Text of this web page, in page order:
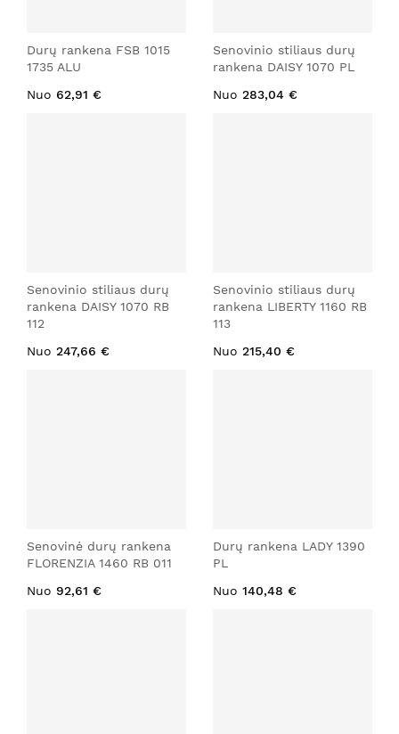
Durų rankena FSB 1015
1735 ALU
Nuo 62,91 €
Senovinio stiliaus durų
rankena DAISY 1070 PL
Nuo 283,04 €
Senovinio stiliaus durų
rankena DAISY 1070 RB
112
Nuo 247,66 €
Senovinio stiliaus durų
rankena LIBERTY 1160 RB
113
Nuo 215,40 €
Senovinė durų rankena
FLORENZIA 1460 RB 011
Nuo 92,61 €
Durų rankena LADY 1390
PL
Nuo 140,48 €